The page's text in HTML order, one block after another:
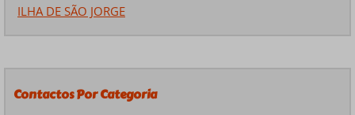
ILHA DE SÃO JORGE
Contactos Por Categoria